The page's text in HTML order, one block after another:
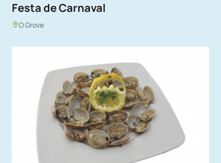
Festa de Carnaval
O Grove